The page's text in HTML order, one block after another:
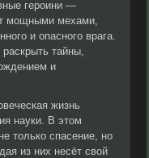
героини —
мощными мехами,
и опасного врага.
тайны,
и
жизнь
науки. В этом
только спасение, но
из них несёт свой